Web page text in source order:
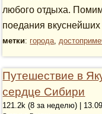
любого отдыха.
поедания
метки: города,
Путешествие в
сердце Сибири
121.2k (8 за неделю) |